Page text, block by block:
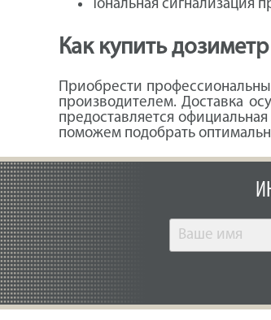
Тональная сигнализация
Как купить
Приобрести
производителем. Доставка
предоставляется
поможем подобрать